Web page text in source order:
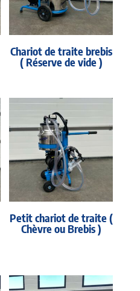
Chariot de traite brebis
( Réserve de vide )
Petit chariot de traite (
Chèvre ou Brebis )